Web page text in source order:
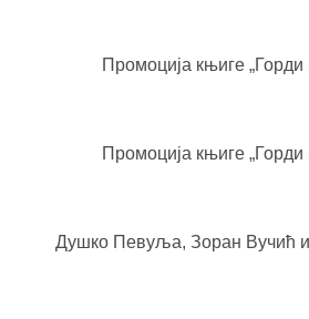
Промоција књиге „Горди
Промоција књиге „Горди
Душко Певуља, Зоран Вучић